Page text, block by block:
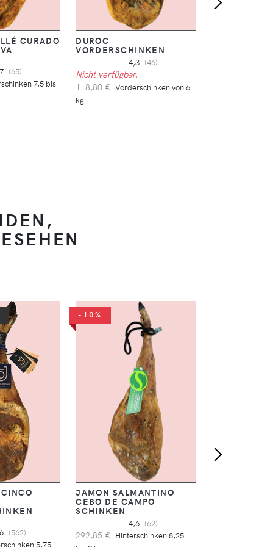
CURADO
(65)
7,5 bis
DUROC
VORDERSCHINKEN
4,3 (46)
Nicht verfügbar.
118,80 € Vorderschinken von 6
kg
(562)
5,75
-10%
JAMON SALMANTINO
CEBO DE CAMPO
SCHINKEN
4,6 (62)
292,85 € Hinterschinken 8,25